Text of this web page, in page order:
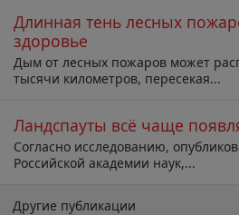
Длинная тень лесных
здоровье
Дым от лесных пожаров может
тысячи километров, пересекая...
Ландспауты всё чаще
Согласно исследованию,
Российской академии наук,...
Другие публикации